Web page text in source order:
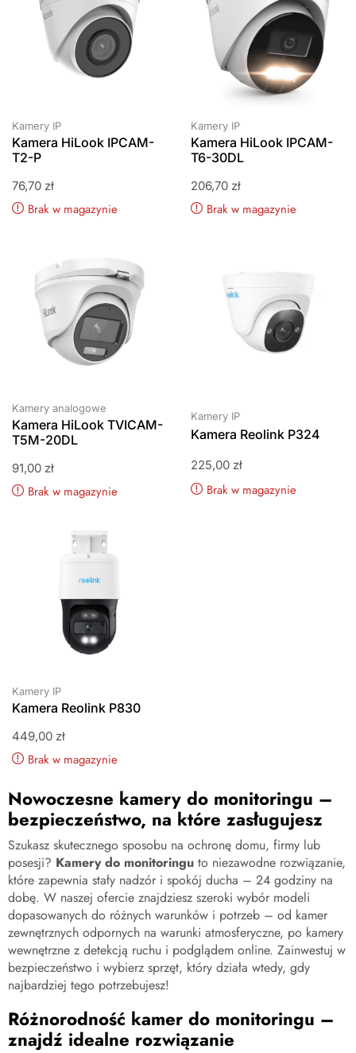
Kamery IP
Kamera HiLook IPCAM-
T2-P
76,70 zł
Brak w magazynie
Kamery IP
Kamera HiLook IPCAM-
T6-30DL
206,70 zł
Brak w magazynie
Kamery analogowe
Kamera HiLook TVICAM-
T5M-20DL
91,00 zł
Brak w magazynie
Kamery IP
Kamera Reolink P324
225,00 zł
Brak w magazynie
Kamery IP
Kamera Reolink P830
449,00 zł
Brak w magazynie
Nowoczesne kamery do monitoringu –
bezpieczeństwo, na które zasługujesz
Szukasz skutecznego sposobu na ochronę domu, firmy lub
posesji? Kamery do monitoringu to niezawodne rozwiązanie,
które zapewnia stały nadzór i spokój ducha – 24 godziny na
dobę. W naszej ofercie znajdziesz szeroki wybór modeli
dopasowanych do różnych warunków i potrzeb – od kamer
zewnętrznych odpornych na warunki atmosferyczne, po kamery
wewnętrzne z detekcją ruchu i podglądem online. Zainwestuj w
bezpieczeństwo i wybierz sprzęt, który działa wtedy, gdy
najbardziej tego potrzebujesz!
Różnorodność kamer do monitoringu –
znajdź idealne rozwiązanie